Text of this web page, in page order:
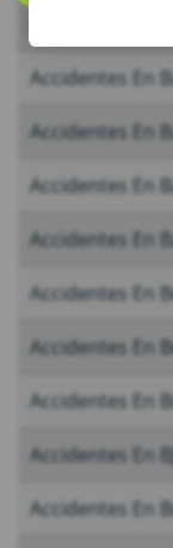
Accidentes En
Accidentes En
Accidentes En
Accidentes En
Accidentes En
Accidentes En
Accidentes En
Accidentes En
Accidentes En